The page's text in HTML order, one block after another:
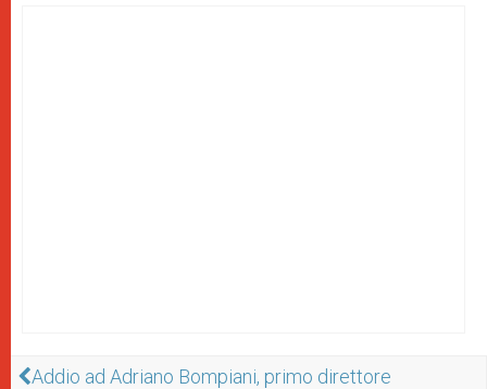
Addio ad Adriano Bompiani, primo direttore